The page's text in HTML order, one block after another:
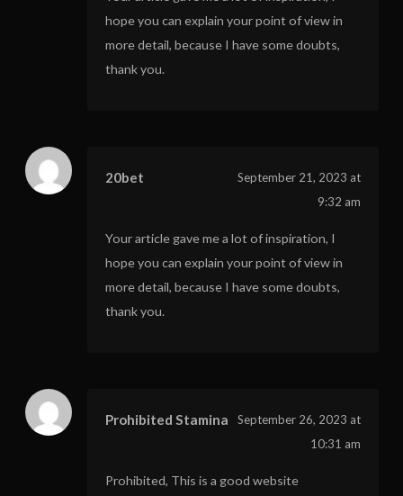
hope you can explain your point of view in
more detail, because I have some doubts,
thank you.
20bet
September 21, 2023 at
9:32 am
Your article gave me a lot of inspiration, I
hope you can explain your point of view in
more detail, because I have some doubts,
thank you.
Prohibited Stamina
September 26, 2023 at
10:31 am
Prohibited, This is a good website